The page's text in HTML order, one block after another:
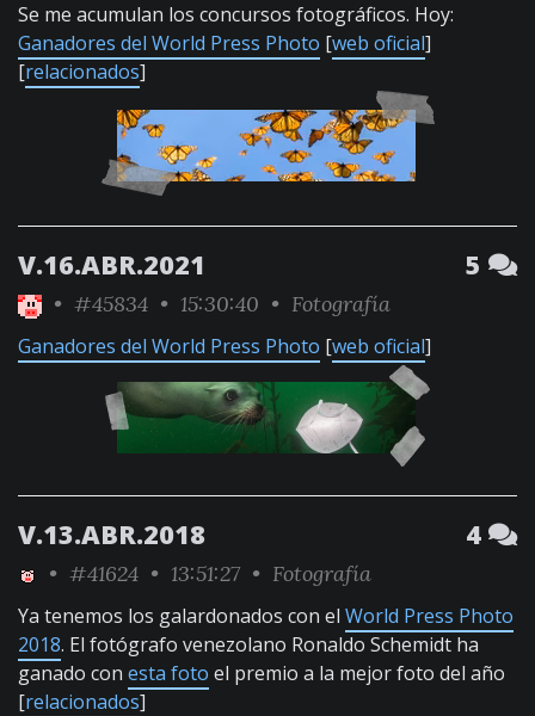
Se me acumulan los concursos fotográficos. Hoy:
Ganadores del World Press Photo [web oficial]
[relacionados]
V.16.ABR.2021 5
• #45834 • 15:30:40 • Fotografía
Ganadores del World Press Photo [web oficial]
V.13.ABR.2018 4
• #41624 • 13:51:27 • Fotografía
Ya tenemos los galardonados con el World Press Photo
2018. El fotógrafo venezolano Ronaldo Schemidt ha
ganado con esta foto el premio a la mejor foto del año
[relacionados]